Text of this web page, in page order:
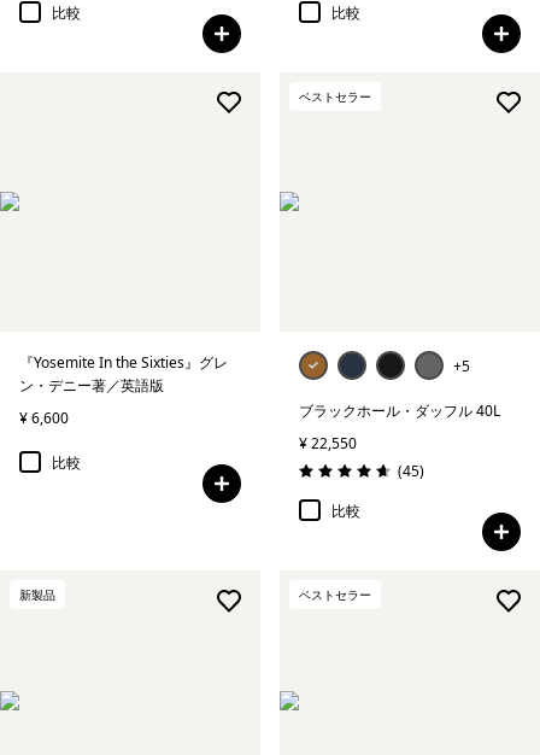
比較
比較
『Yosemite In the Sixties』グレ
ン・デニー著／英語版
¥ 6,600
比較
ベストセラー
+5
ブラックホール・ダッフル 40L
¥ 22,550
評価: 4.7 / 5
(45レビュー
)
比較
新製品 ベストセラー